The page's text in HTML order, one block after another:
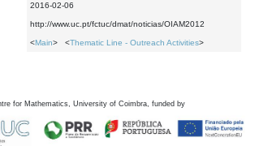
2016-02-06
http://www.uc.pt/fctuc/dmat/noticias/OIAM2012
<Main> <Thematic Line - Outreach Activities>
for Mathematics, University of Coimbra, funded by